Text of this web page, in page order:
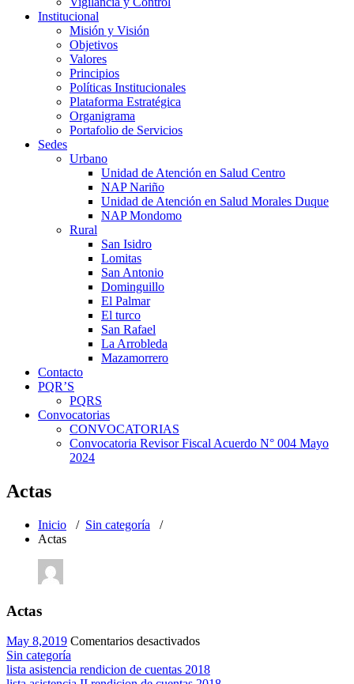
Institucional
Misión y Visión
Objetivos
Valores
Principios
Políticas Institucionales
Plataforma Estratégica
Organigrama
Portafolio de Servicios
Sedes
Urbano
Unidad de Atención en Salud Centro
NAP Nariño
Unidad de Atención en Salud Morales Duque
NAP Mondomo
Rural
San Isidro
Lomitas
San Antonio
Dominguillo
El Palmar
El turco
San Rafael
La Arrobleda
Mazamorrero
Contacto
PQR’S
PQRS
Convocatorias
CONVOCATORIAS
Convocatoria Revisor Fiscal Acuerdo N° 004 Mayo
2024
Actas
Inicio / Sin categoría /
Actas
Actas
May 8,2019 Comentarios desactivadosen
Sin categoría
lista asistencia rendicion de cuentas 2018